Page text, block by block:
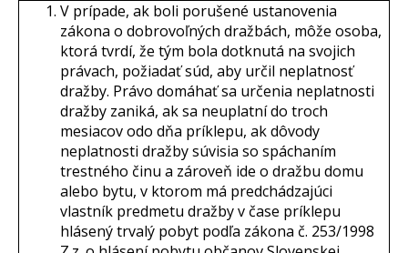
V prípade, ak boli porušené ustanovenia
zákona o dobrovoľných dražbách, môže osoba,
ktorá tvrdí, že tým bola dotknutá na svojich
právach, požiadať súd, aby určil neplatnosť
dražby. Právo domáhať sa určenia neplatnosti
dražby zaniká, ak sa neuplatní do troch
mesiacov odo dňa príklepu, ak dôvody
neplatnosti dražby súvisia so spáchaním
trestného činu a zároveň ide o dražbu domu
alebo bytu, v ktorom má predchádzajúci
vlastník predmetu dražby v čase príklepu
hlásený trvalý pobyt podľa zákona č. 253/1998